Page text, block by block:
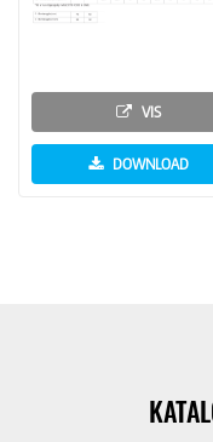
VIS
DOWNLOAD